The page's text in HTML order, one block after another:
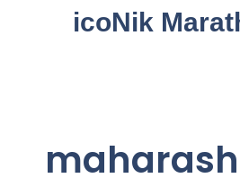
icoNik